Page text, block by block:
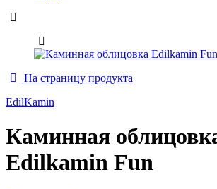
На страницу продукта
EdilKamin
Каминная
Edilkamin Fun